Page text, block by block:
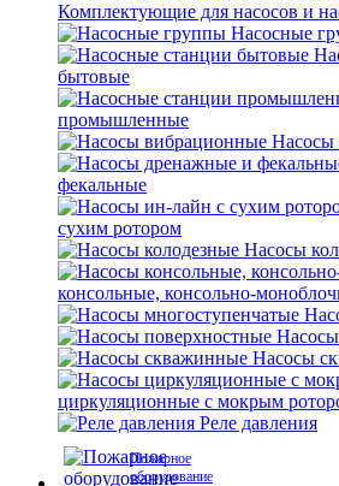
Комплектующие для насосов и
Насосные
бытовые
промышленные
Насосы
фекальные
сухим ротором
Насосы
консольные, консольно-
Насосы
циркуляционные с мокрым
Реле давления
Пожарное
оборудование